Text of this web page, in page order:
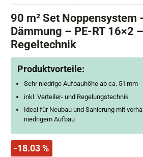
90 m² Set Noppensystem
Dämmung – PE-RT 16×2
Regeltechnik
Produktvorteile:
Sehr niedrige Aufbauhöhe ab ca. 51 mm
inkl. Verteiler- und Regelungstechnik
Ideal für Neubau und Sanierung mit
niedrigem Aufbau
-18.03 %